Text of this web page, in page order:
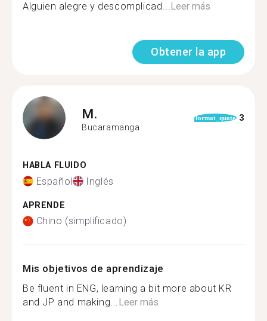
Alguien alegre y descomplicad...Leer más
Obtener la app
M.
Bucaramanga
format_quote 3
HABLA FLUIDO
Español Inglés
APRENDE
Chino (simplificado)
Mis objetivos de aprendizaje
Be fluent in ENG, learning a bit more about KR
and JP and making...Leer más